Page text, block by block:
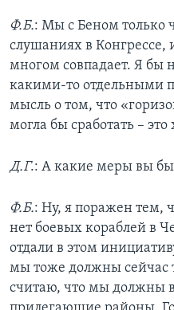
Ф.Б.: Мы с Беном только
слушаниях в
многом совпадает. Я бы
какими-то отдельными
мысль о том, что
могла бы сработать –
Д.Г.: А какие меры вы
Ф.Б.: Ну, я поражен тем,
нет боевых кораблей в
отдали в этом
мы тоже должны сейчас
считаю, что мы должны